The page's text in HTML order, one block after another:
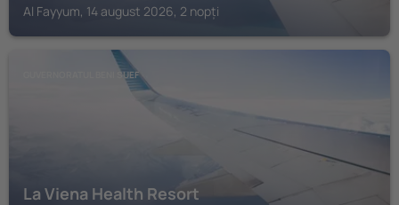
Al Fayyum, 14 august 2026, 2 nopți
GUVERNORATUL BENI SUEF
La Viena Health Resort